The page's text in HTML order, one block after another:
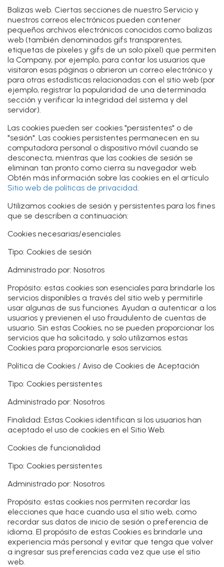
Balizas web. Ciertas secciones de nuestro Servicio y
nuestros correos electrónicos pueden contener
pequeños archivos electrónicos conocidos como balizas
web (también denominados gifs transparentes,
etiquetas de píxeles y gifs de un solo píxel) que permiten
la Company, por ejemplo, para contar los usuarios que
visitaron esas páginas o abrieron un correo electrónico y
para otras estadísticas relacionadas con el sitio web (por
ejemplo, registrar la popularidad de una determinada
sección y verificar la integridad del sistema y del
servidor).
Las cookies pueden ser cookies "persistentes" o de
"sesión". Las cookies persistentes permanecen en su
computadora personal o dispositivo móvil cuando se
desconecta, mientras que las cookies de sesión se
eliminan tan pronto como cierra su navegador web.
Obtén más información sobre las cookies en el artículo
Sitio web de políticas de privacidad.
Utilizamos cookies de sesión y persistentes para los fines
que se describen a continuación:
Cookies necesarias/esenciales
Tipo: Cookies de sesión
Administrado por: Nosotros
Propósito: estas cookies son esenciales para brindarle los
servicios disponibles a través del sitio web y permitirle
usar algunas de sus funciones. Ayudan a autenticar a los
usuarios y previenen el uso fraudulento de cuentas de
usuario. Sin estas Cookies, no se pueden proporcionar los
servicios que ha solicitado, y solo utilizamos estas
Cookies para proporcionarle esos servicios.
Política de Cookies / Aviso de Cookies de Aceptación
Tipo: Cookies persistentes
Administrado por: Nosotros
Finalidad: Estas Cookies identifican si los usuarios han
aceptado el uso de cookies en el Sitio Web.
Cookies de funcionalidad
Tipo: Cookies persistentes
Administrado por: Nosotros
Propósito: estas cookies nos permiten recordar las
elecciones que hace cuando usa el sitio web, como
recordar sus datos de inicio de sesión o preferencia de
idioma. El propósito de estas Cookies es brindarle una
experiencia más personal y evitar que tenga que volver
a ingresar sus preferencias cada vez que use el sitio
web.